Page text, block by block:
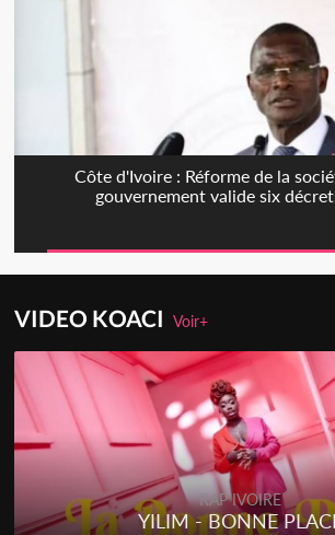
Côte d'Ivoire : Réforme de la
gouvernement valide six
VIDEO KOACIVoir+
RAP IVOIRE
YILIM - BONNE